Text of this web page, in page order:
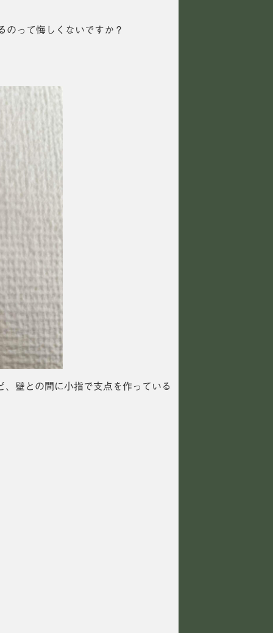
のって悔しくないですか？
壁との間に小指で支点を作っている